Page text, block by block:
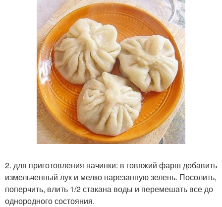
2. для приготовления начинки: в говяжий фарш добавить
измельченный лук и мелко нарезанную зелень. Посолить,
поперчить, влить 1/2 стакана воды и перемешать все до
однородного состояния.